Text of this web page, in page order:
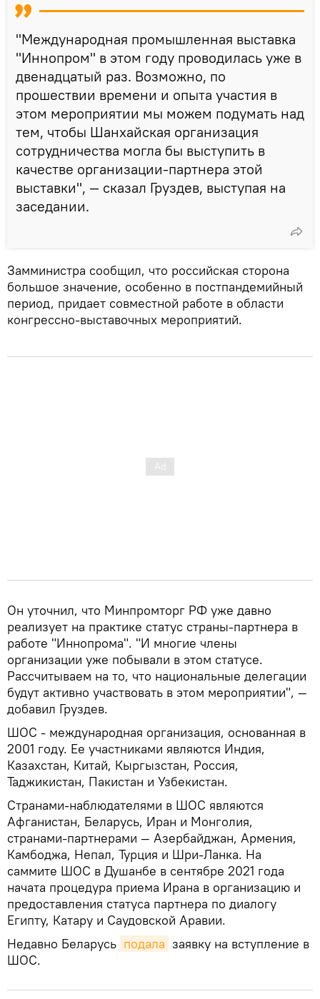
"Международная промышленная выставка
"Иннопром" в этом году проводилась уже в
двенадцатый раз. Возможно, по
прошествии времени и опыта участия в
этом мероприятии мы можем подумать над
тем, чтобы Шанхайская организация
сотрудничества могла бы выступить в
качестве организации-партнера этой
выставки", — сказал Груздев, выступая на
заседании.
Замминистра сообщил, что российская сторона
большое значение, особенно в постпандемийный
период, придает совместной работе в области
конгрессно-выставочных мероприятий.
Он уточнил, что Минпромторг РФ уже давно
реализует на практике статус страны-партнера в
работе "Иннопрома". "И многие члены
организации уже побывали в этом статусе.
Рассчитываем на то, что национальные делегации
будут активно участвовать в этом мероприятии", —
добавил Груздев.
ШОС - международная организация, основанная в
2001 году. Ее участниками являются Индия,
Казахстан, Китай, Кыргызстан, Россия,
Таджикистан, Пакистан и Узбекистан.
Странами-наблюдателями в ШОС являются
Афганистан, Беларусь, Иран и Монголия,
странами-партнерами — Азербайджан, Армения,
Камбоджа, Непал, Турция и Шри-Ланка. На
саммите ШОС в Душанбе в сентябре 2021 года
начата процедура приема Ирана в организацию и
предоставления статуса партнера по диалогу
Египту, Катару и Саудовской Аравии.
Недавно Беларусь подала заявку на вступление в
ШОС.